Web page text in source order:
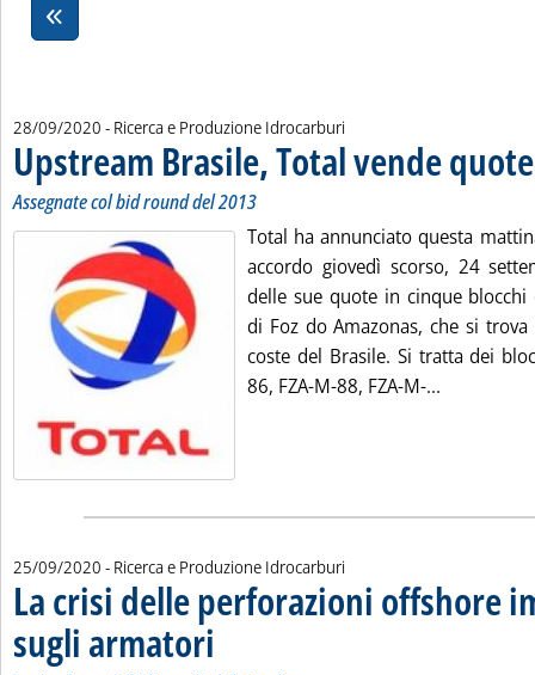
28/09/2020 - Ricerca e Produzione Idrocarburi
Upstream Brasile, Total vende
Assegnate col bid round del 2013
Total ha annunciato questa
accordo giovedì scorso, 24
delle sue quote in cinque
di Foz do Amazonas, che si
coste del Brasile. Si tratta dei
86, FZA-M-88, FZA-M-...
25/09/2020 - Ricerca e Produzione Idrocarburi
La crisi delle perforazioni offshore
sugli armatori